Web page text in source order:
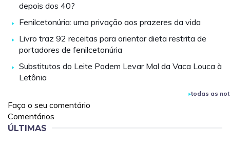
depois dos 40?
Fenilcetonúria: uma privação aos prazeres da vida
Livro traz 92 receitas para orientar dieta restrita de
portadores de fenilcetonúria
Substitutos do Leite Podem Levar Mal da Vaca Louca à
Letônia
todas as
Faça o seu comentário
Comentários
ÚLTIMAS